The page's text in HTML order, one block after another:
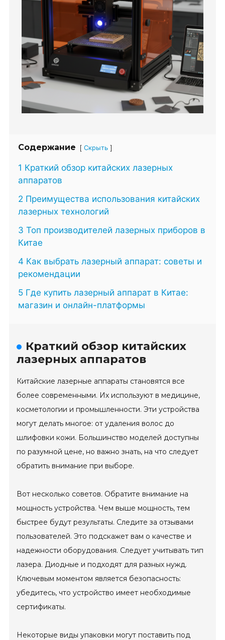
Содержание [ Скрыть ]
1 Краткий обзор китайских лазерных
аппаратов
2 Преимущества использования китайских
лазерных технологий
3 Топ производителей лазерных приборов в
Китае
4 Как выбрать лазерный аппарат: советы и
рекомендации
5 Где купить лазерный аппарат в Китае:
магазин и онлайн-платформы
Краткий обзор китайских
лазерных аппаратов
Китайские лазерные аппараты становятся все
более современными. Их используют в медицине,
косметологии и промышленности. Эти устройства
могут делать многое: от удаления волос до
шлифовки кожи. Большинство моделей доступны
по разумной цене, но важно знать, на что следует
обратить внимание при выборе.
Вот несколько советов. Обратите внимание на
мощность устройства. Чем выше мощность, тем
быстрее будут результаты. Следите за отзывами
пользователей. Это подскажет вам о качестве и
надежности оборудования. Следует учитывать тип
лазера. Диодные и подходят для разных нужд.
Ключевым моментом является безопасность:
убедитесь, что устройство имеет необходимые
сертификаты.
Некоторые виды упаковки могут поставить под